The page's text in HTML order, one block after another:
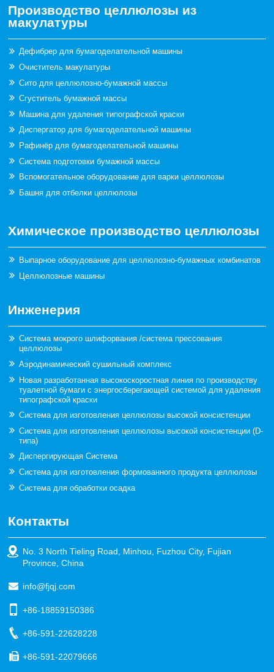
Производство целлюлозы из
макулатуры
Дефибрер для бумагоделательной машины
Очиститель макулатуры
Сито для целлюлозно-бумажной массы
Сгуститель бумажной массы
Машина для удаления типографской краски
Диспергатор для бумагоделательной машины
Рафинёр для бумагоделательной машины
Система подготовки бумажной массы
Вспомогательное оборудование для варки целлюлозы
Башня для отбелки целлюлозы
Химическое производство целлюлозы
Выпарное оборудование для целлюлозно-бумажных комбинатов
Целлюлозные машины
Инженерия
Система мокрого шлифорвания /система прессования
целлюлозы
Аэродинамический сушильный комплекс
Новая разработанная высокоскоростная линия по производству
туалетной бумаги с энергосберегающей системой для удаления
типографской краски
Система для изготовления целлюлозы высокой консистенции
Система для изготовления целлюлозы высокой консистенции (D-
типа)
Диспергирующая Система
Система для изготовления формованного продукта целлюлозы
Система для обработки осадка
Контакты
No. 3 North Tieling Road, Minhou, Fuzhou City, Fujian
Province, China
info@fjqj.com
+86-18859150386
+86-591-22628228
+86-591-22079666